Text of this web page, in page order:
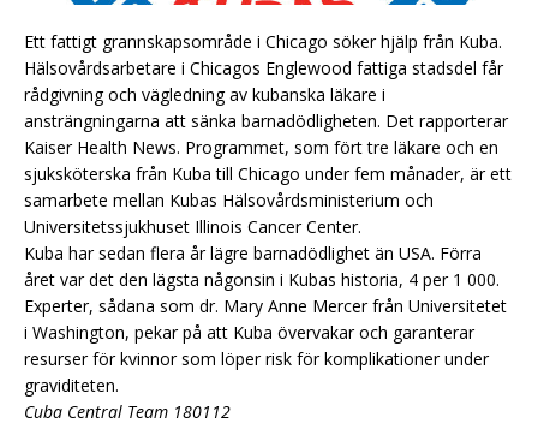
Ett fattigt grannskapsområde i Chicago söker hjälp från Kuba.
Hälsovårdsarbetare i Chicagos Englewood fattiga stadsdel får
rådgivning och vägledning av kubanska läkare i
ansträngningarna att sänka barnadödligheten. Det rapporterar
Kaiser Health News. Programmet, som fört tre läkare och en
sjuksköterska från Kuba till Chicago under fem månader, är ett
samarbete mellan Kubas Hälsovårdsministerium och
Universitetssjukhuset Illinois Cancer Center.
Kuba har sedan flera år lägre barnadödlighet än USA. Förra
året var det den lägsta någonsin i Kubas historia, 4 per 1 000.
Experter, sådana som dr. Mary Anne Mercer från Universitetet
i Washington, pekar på att Kuba övervakar och garanterar
resurser för kvinnor som löper risk för komplikationer under
graviditeten.
Cuba Central Team 180112